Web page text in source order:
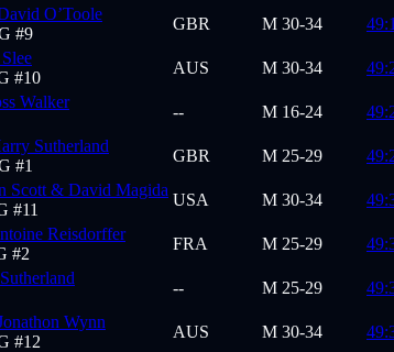
O’Toole
#9
GBR M 30-34
#10
AUS M 30-34
Walker
-- M 16-24
Sutherland
#1
GBR M 25-29
Scott & David Magida
#11
USA M 30-34
Reisdorffer
#2
FRA M 25-29
-- M 25-29
Wynn
#12
AUS M 30-34